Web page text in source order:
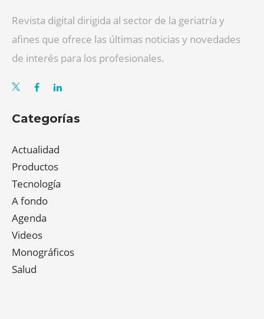
Revista digital dirigida al sector de la geriatría y
afines que ofrece las últimas noticias y novedades
de interés para los profesionales.
Categorías
Actualidad
Productos
Tecnología
A fondo
Agenda
Videos
Monográficos
Salud